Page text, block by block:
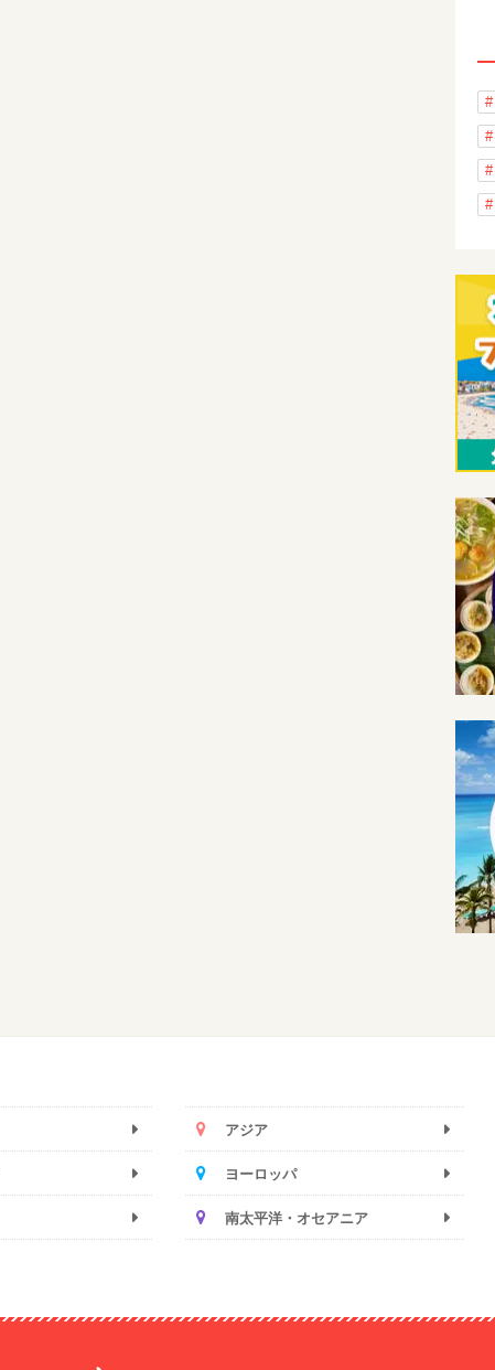
アジア
ヨーロッパ
南太平洋・オセアニア